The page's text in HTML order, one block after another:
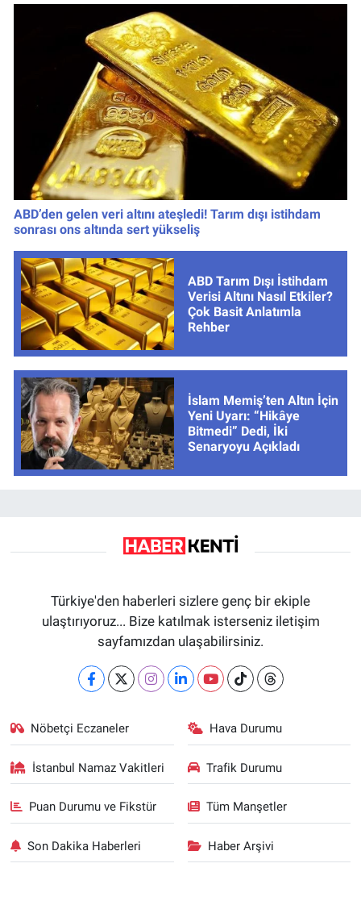
ABD’den gelen veri altını ateşledi! Tarım dışı istihdam
sonrası ons altında sert yükseliş
ABD Tarım Dışı İstihdam
Verisi Altını Nasıl Etkiler?
Çok Basit Anlatımla
Rehber
İslam Memiş’ten Altın İçin
Yeni Uyarı: “Hikâye
Bitmedi” Dedi, İki
Senaryoyu Açıkladı
Türkiye'den haberleri sizlere genç bir ekiple
ulaştırıyoruz... Bize katılmak isterseniz iletişim
sayfamızdan ulaşabilirsiniz.
Nöbetçi Eczaneler Hava Durumu
İstanbul Namaz Vakitleri Trafik Durumu
Puan Durumu ve Fikstür Tüm Manşetler
Son Dakika Haberleri Haber Arşivi